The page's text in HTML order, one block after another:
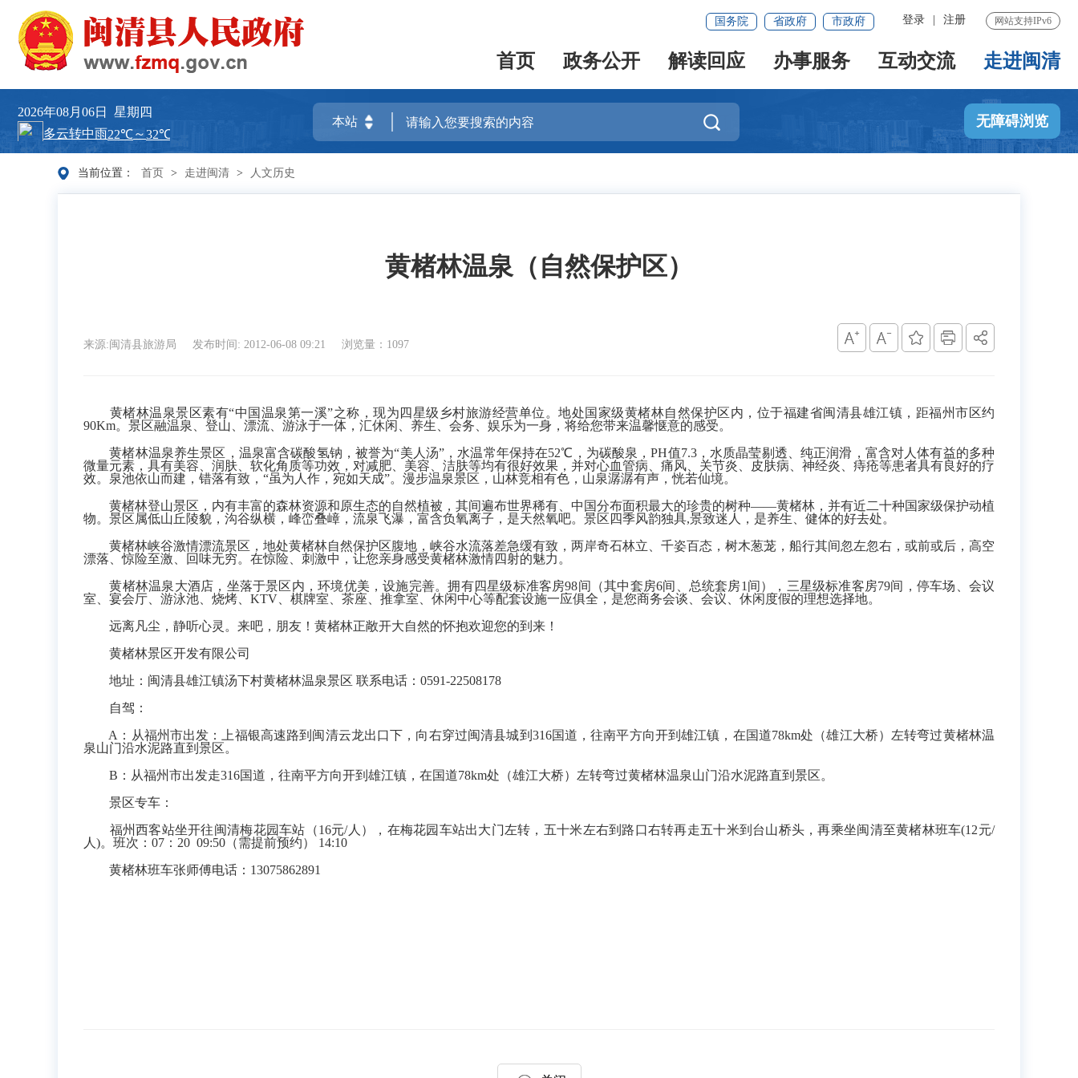
网站支持IPv6
登录 注册
国务院 省政府 市政府
首页 政务公开 解读回应 办事服务 互动交流 走进闽清
2026年08月06日 星期四
 无障碍浏览
当前位置： 首页 > 走进闽清 > 人文历史
黄楮林温泉（自然保护区）
来源:闽清县旅游局 发布时间: 2012-06-08 09:21 浏览量：1097
黄楮林温泉景区素有“中国温泉第一溪”之称，现为四星级乡村旅游经营单位。地处国家级黄楮林自然保护区内，位于福建省闽清县雄江镇，距福州市区约
90Km。景区融温泉、登山、漂流、游泳于一体，汇休闲、养生、会务、娱乐为一身，将给您带来温馨惬意的感受。
黄楮林温泉养生景区，温泉富含碳酸氢钠，被誉为“美人汤”，水温常年保持在52℃ ，为碳酸泉，PH值7.3，水质晶莹剔透、纯正润滑，富含对人体有益的多种
微量元素，具有美容、润肤、软化角质等功效，对减肥、美容、洁肤等均有很好效果，并对心血管病、痛风、关节炎、皮肤病、神经炎、痔疮等患者具有良好的疗
效。泉池依山而建，错落有致，“虽为人作，宛如天成”。漫步温泉景区，山林竞相有色，山泉潺潺有声，恍若仙境。
黄楮林登山景区，内有丰富的森林资源和原生态的自然植被，其间遍布世界稀有、中国分布面积最大的珍贵的树种——黄楮林，并有近二十种国家级保护动植
物。景区属低山丘陵貌，沟谷纵横，峰峦叠嶂，流泉飞瀑，富含负氧离子，是天然氧吧。景区四季风韵独具,景致迷人，是养生、健体的好去处。
黄楮林峡谷激情漂流景区，地处黄楮林自然保护区腹地，峡谷水流落差急缓有致，两岸奇石林立、千姿百态，树木葱茏，船行其间忽左忽右，或前或后，高空
漂落、惊险至激、回味无穷。在惊险、刺激中，让您亲身感受黄楮林激情四射的魅力。
黄楮林温泉大酒店，坐落于景区内，环境优美，设施完善。拥有四星级标准客房98间（其中套房6间、总统套房1间），三星级标准客房79间，停车场、会议
室、宴会厅、游泳池、烧烤、KTV、棋牌室、茶座、推拿室、休闲中心等配套设施一应俱全，是您商务会谈、会议、休闲度假的理想选择地。
远离凡尘，静听心灵。来吧，朋友！黄楮林正敞开大自然的怀抱欢迎您的到来！
黄楮林景区开发有限公司
地址：闽清县雄江镇汤下村黄楮林温泉景区 联系电话：0591-22508178
自驾：
A：从福州市出发：上福银高速路到闽清云龙出口下，向右穿过闽清县城到316国道，往南平方向开到雄江镇，在国道78km处（雄江大桥）左转弯过黄楮林温
泉山门沿水泥路直到景区。
B：从福州市出发走316国道，往南平方向开到雄江镇，在国道78km处（雄江大桥）左转弯过黄楮林温泉山门沿水泥路直到景区。
景区专车：
福州西客站坐开往闽清梅花园车站（16元/人），在梅花园车站出大门左转，五十米左右到路口右转再走五十米到台山桥头，再乘坐闽清至黄楮林班车(12元/
人)。班次：07：20 09:50（需提前预约） 14:10
黄楮林班车张师傅电话：13075862891